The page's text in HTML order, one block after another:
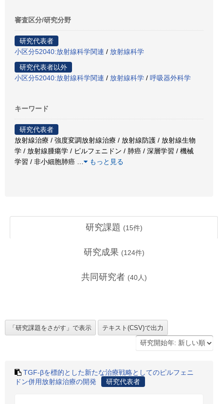
審査区分/研究分野
研究代表者
小区分52040:放射線科学関連 / 放射線科学
研究代表者以外
小区分52040:放射線科学関連 / 放射線科学 / 呼吸器外科学
キーワード
研究代表者
放射線治療 / 強度変調放射線治療 / 放射線防護 / 放射線生物
学 / 放射線腫瘍学 / ピルフェニドン / 肺癌 / 深層学習 / 機械
学習 / 非小細胞肺癌
もっと見る
研究課題 (15件)
研究成果 (124件)
共同研究者 (40人)
TGF-βを標的とした新たな治療戦略としてのピルフェニ
ドン併用放射線治療の開発
研究代表者